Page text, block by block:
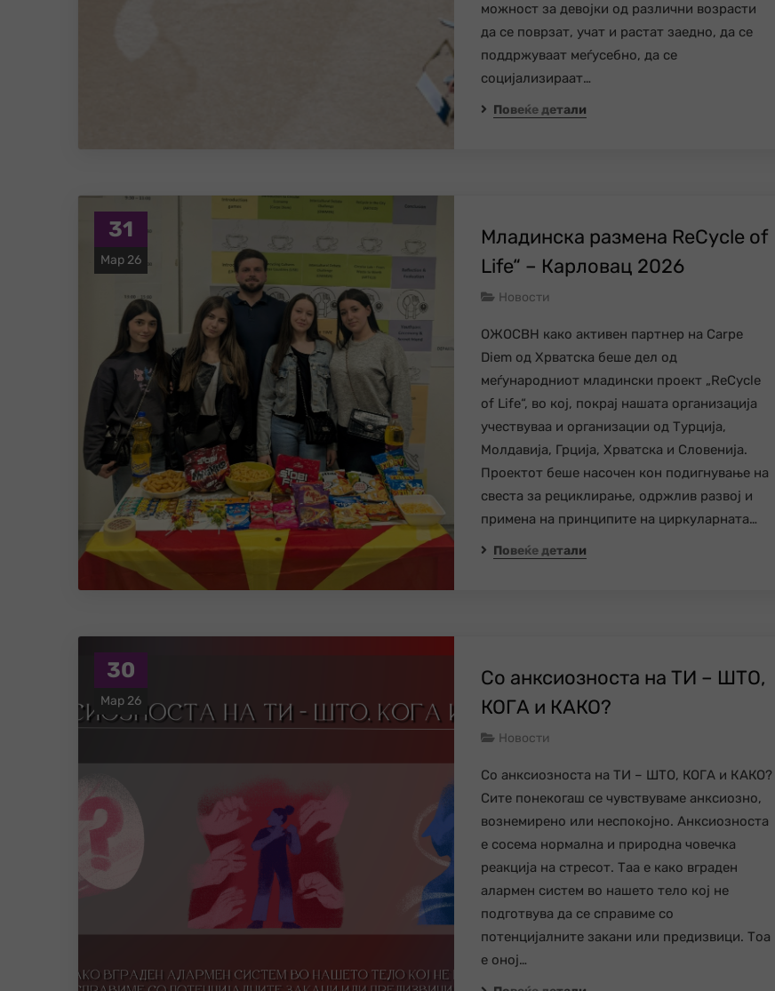
можност за девојки од различни возрасти
да се поврзат, учат и растат заедно, да се
поддржуваат меѓусебно, да се
социјализираат…
Повеќе детали
31
Мар 26
Младинска размена ReCycle of
Life“ – Карловац 2026
Новости
ОЖОСВН како активен партнер на Carpe
Diem од Хрватска беше дел од
меѓународниот младински проект „ReCycle
of Life“, во кој, покрај нашата организација
учествуваа и организации од Турција,
Молдавија, Грција, Хрватска и Словенија.
Проектот беше насочен кон подигнување на
свеста за рециклирање, одржлив развој и
примена на принципите на циркуларната…
Повеќе детали
30
Мар 26
Со анксиозноста на ТИ – ШТО,
КОГА и КАКО?
Новости
Со анксиозноста на ТИ – ШТО, КОГА и КАКО?
Сите понекогаш се чувствуваме анксиозно,
вознемирено или неспокојно. Анксиозноста
е сосема нормална и природна човечка
реакција на стресот. Тaа е како вграден
алармен систем во нашето тело кој не
подготвува да се справиме со
потенцијалните закани или предизвици. Тоа
е оној…